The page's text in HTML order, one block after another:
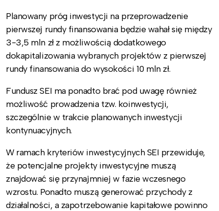
Planowany próg inwestycji na przeprowadzenie
pierwszej rundy finansowania będzie wahał się między
3-3,5 mln zł z możliwością dodatkowego
dokapitalizowania wybranych projektów z pierwszej
rundy finansowania do wysokości 10 mln zł.
Fundusz SEI ma ponadto brać pod uwagę również
możliwość prowadzenia tzw. koinwestycji,
szczególnie w trakcie planowanych inwestycji
kontynuacyjnych.
W ramach kryteriów inwestycyjnych SEI przewiduje,
że potencjalne projekty inwestycyjne muszą
znajdować się przynajmniej w fazie wczesnego
wzrostu. Ponadto muszą generować przychody z
działalności, a zapotrzebowanie kapitałowe powinno